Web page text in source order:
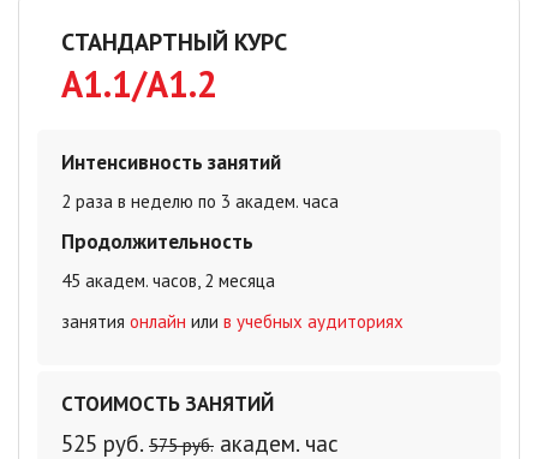
СТАНДАРТНЫЙ КУРС
A1.1/A1.2
Интенсивность занятий
2 раза в неделю по 3 академ. часа
Продолжительность
45 академ. часов, 2 месяца
занятия онлайн или в учебных аудиториях
СТОИМОСТЬ ЗАНЯТИЙ
525 руб. 575 руб. академ. час